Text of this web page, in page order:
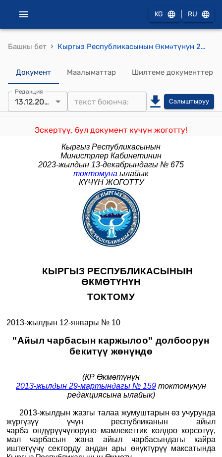
KG RU
Башкы бет › Кыргыз Республикасынын Ɵкмɵтүнүн 2013-жылдын 12-январындагы № 10 "Айыл чарбасын каржылоо" долбоорун бекитүү жөнүндө" токтому
Документ Маалыматтар Шилтеме документтер
Редакция
13.12.2023 Салыштыруу
Эскертүү, бул документ күчүн жоготту!